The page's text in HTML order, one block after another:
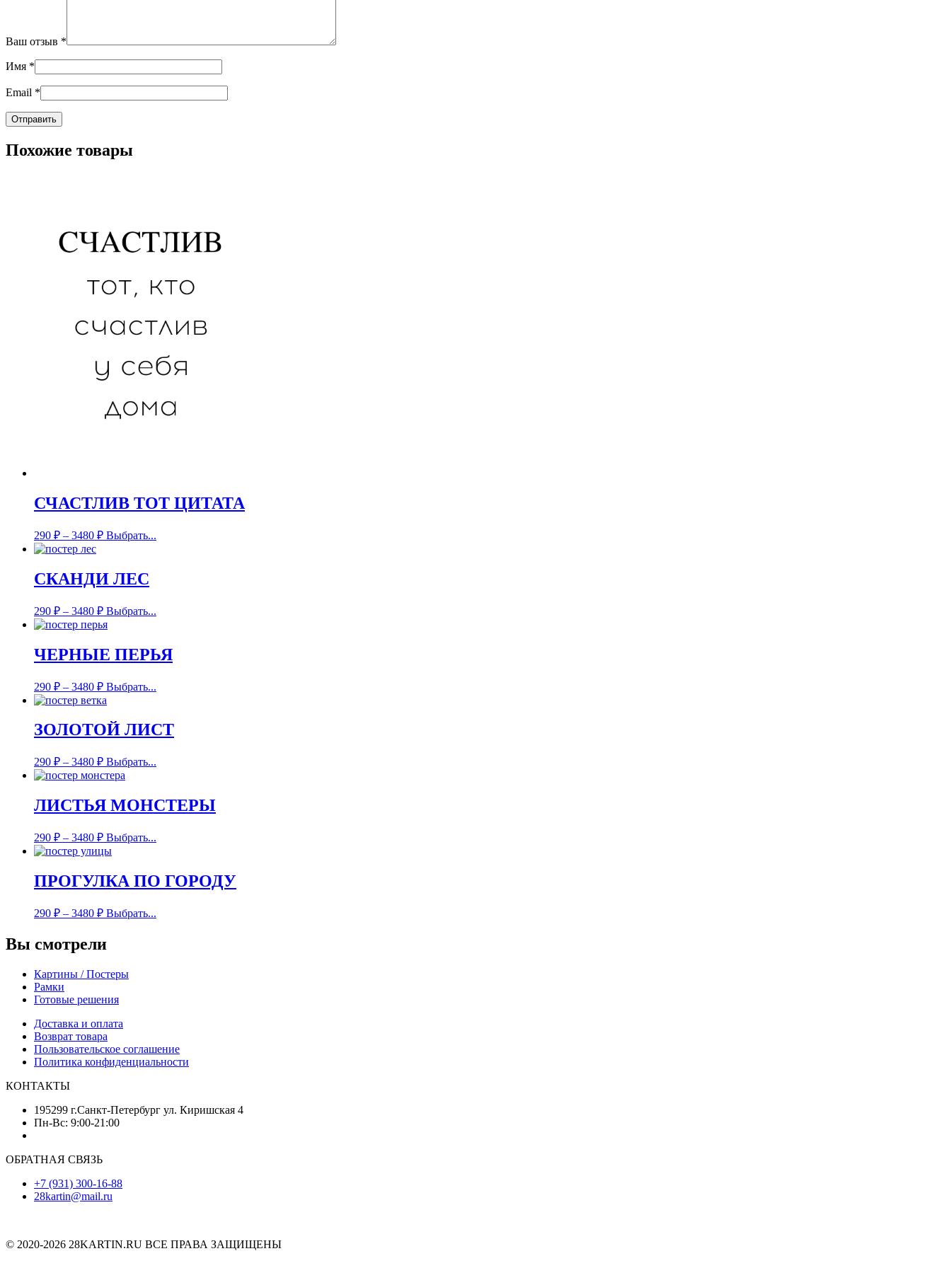
Ваш отзыв *
Имя *
Email *
Похожие товары
СЧАСТЛИВ ТОТ ЦИТАТА
290 ₽ – 3480 ₽ Выбрать...
СКАНДИ ЛЕС
290 ₽ – 3480 ₽ Выбрать...
ЧЕРНЫЕ ПЕРЬЯ
290 ₽ – 3480 ₽ Выбрать...
ЗОЛОТОЙ ЛИСТ
290 ₽ – 3480 ₽ Выбрать...
ЛИСТЬЯ МОНСТЕРЫ
290 ₽ – 3480 ₽ Выбрать...
ПРОГУЛКА ПО ГОРОДУ
290 ₽ – 3480 ₽ Выбрать...
Вы смотрели
Картины / Постеры
Рамки
Готовые решения
Доставка и оплата
Возврат товара
Пользовательское соглашение
Политика конфиденциальности
КОНТАКТЫ
195299 г.Санкт-Петербург ул. Киришская 4
Пн-Вс: 9:00-21:00
ОБРАТНАЯ СВЯЗЬ
+7 (931) 300-16-88
28kartin@mail.ru
© 2020-2026 28KARTIN.RU ВСЕ ПРАВА ЗАЩИЩЕНЫ